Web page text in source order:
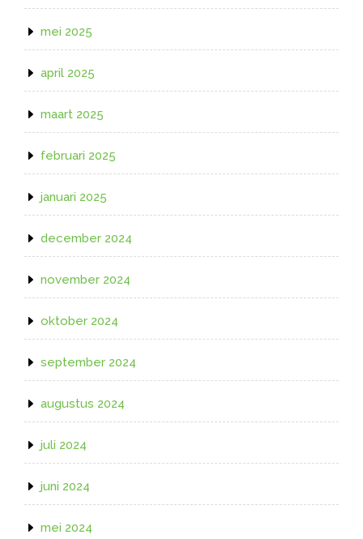
mei 2025
april 2025
maart 2025
februari 2025
januari 2025
december 2024
november 2024
oktober 2024
september 2024
augustus 2024
juli 2024
juni 2024
mei 2024